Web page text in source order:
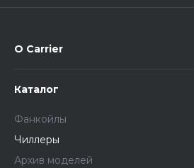
О Carrier
Каталог
Фанкойлы
Чиллеры
Архив моделей